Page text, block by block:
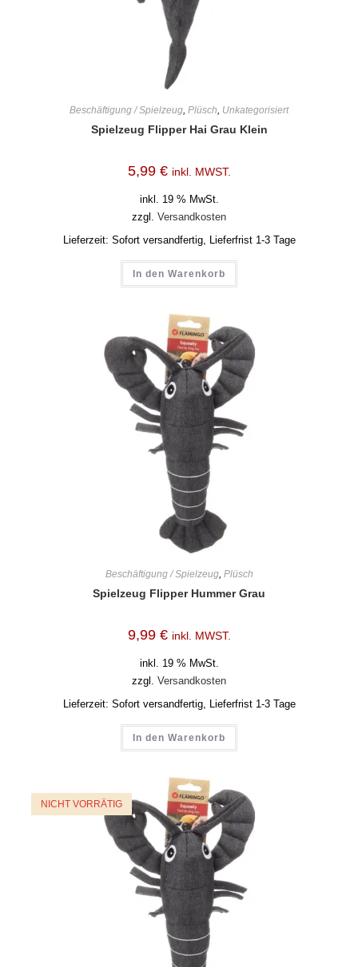
Beschäftigung / Spielzeug, Plüsch, Unkategorisiert
Spielzeug Flipper Hai Grau Klein
5,99 € inkl. MWST.
inkl. 19 % MwSt.
zzgl. Versandkosten
Lieferzeit: Sofort versandfertig, Lieferfrist 1-3 Tage
In den Warenkorb
Beschäftigung / Spielzeug, Plüsch
Spielzeug Flipper Hummer Grau
9,99 € inkl. MWST.
inkl. 19 % MwSt.
zzgl. Versandkosten
Lieferzeit: Sofort versandfertig, Lieferfrist 1-3 Tage
In den Warenkorb
NICHT VORRÄTIG